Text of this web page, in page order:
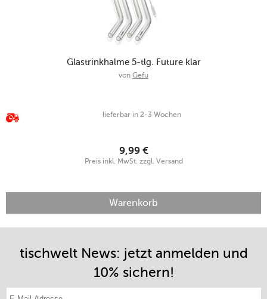
Glastrinkhalme 5-tlg. Future klar
von Gefu
lieferbar in 2-3 Wochen
9,99 €
Preis inkl. MwSt. zzgl. Versand
Warenkorb
tischwelt News: jetzt anmelden und
10% sichern!
E-Mail-Adresse eintragen